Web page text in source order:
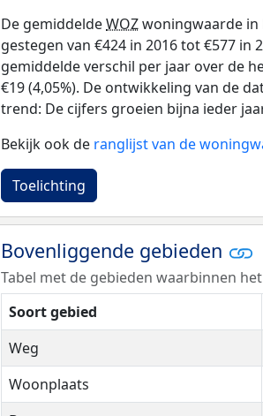
De gemiddeldeWOZwoningwaarde in
gestegen van €424 in 2016 tot €577 in
gemiddelde verschil per jaar over de
€19 (4,05%). De ontwikkeling van de
trend: De cijfers groeien bijna ieder
Bekijk ook de ranglijst van de
Toelichting
Bovenliggende gebieden
Tabel met de gebieden waarbinnen
Soort gebied
Weg
Woonplaats